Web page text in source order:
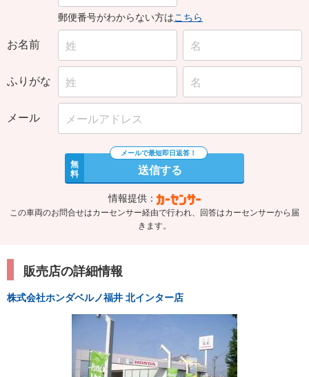
郵便番号がわからない方はこちら
お名前
ふりがな
メール
無
料 送信する
情報提供：
この車両のお問合せはカーセンサー経由で行われ、回答はカーセンサーから届
きます。
販売店の詳細情報
株式会社ホンダベルノ福井 北インター店